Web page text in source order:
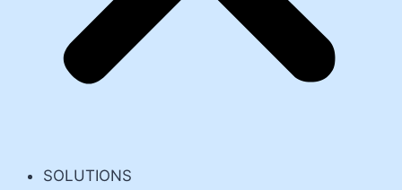
SOLUTIONS